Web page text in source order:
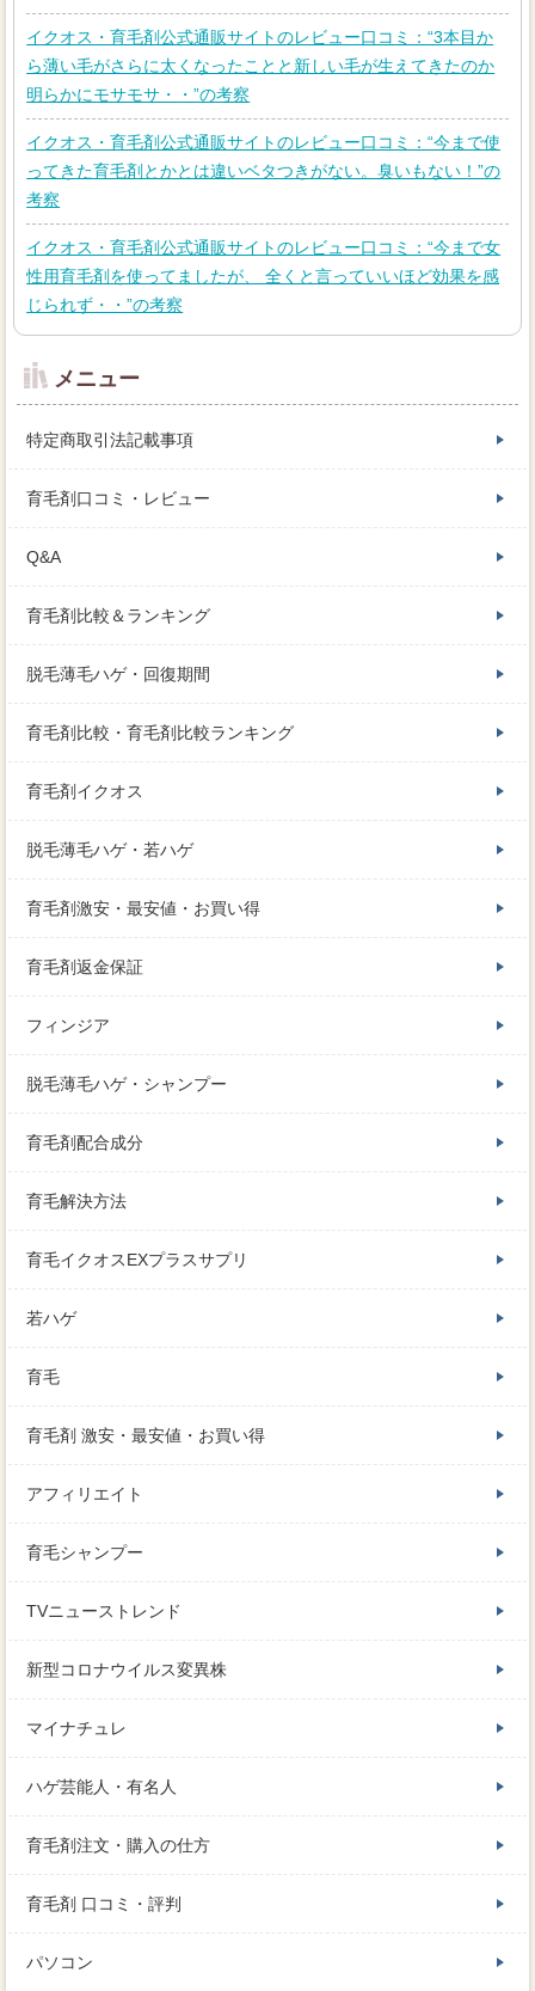
イクオス・育毛剤公式通販サイトのレビュー口コミ：“3本目か
ら薄い毛がさらに太くなったことと新しい毛が生えてきたのか
明らかにモサモサ・・”の考察
イクオス・育毛剤公式通販サイトのレビュー口コミ：“今まで使
ってきた育毛剤とかとは違いベタつきがない。臭いもない！”の
考察
イクオス・育毛剤公式通販サイトのレビュー口コミ：“今まで女
性用育毛剤を使ってましたが、 全くと言っていいほど効果を感
じられず・・”の考察
メニュー
特定商取引法記載事項
育毛剤口コミ・レビュー
Q&A
育毛剤比較＆ランキング
脱毛薄毛ハゲ・回復期間
育毛剤比較・育毛剤比較ランキング
育毛剤イクオス
脱毛薄毛ハゲ・若ハゲ
育毛剤激安・最安値・お買い得
育毛剤返金保証
フィンジア
脱毛薄毛ハゲ・シャンプー
育毛剤配合成分
育毛解決方法
育毛イクオスEXプラスサプリ
若ハゲ
育毛
育毛剤 激安・最安値・お買い得
アフィリエイト
育毛シャンプー
TVニューストレンド
新型コロナウイルス変異株
マイナチュレ
ハゲ芸能人・有名人
育毛剤注文・購入の仕方
育毛剤 口コミ・評判
パソコン